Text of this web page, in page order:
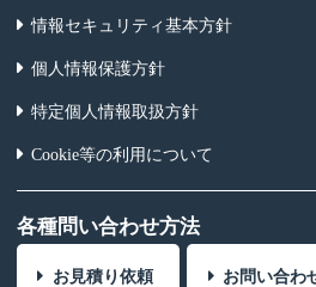
情報セキュリティ基本方針
個人情報保護方針
特定個人情報取扱方針
Cookie等の利用について
各種問い合わせ方法
お見積り依頼 お問い合わ